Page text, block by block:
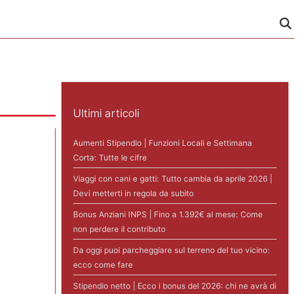
Ultimi articoli
Aumenti Stipendio | Funzioni Locali e Settimana
Corta: Tutte le cifre
Viaggi con cani e gatti: Tutto cambia da aprile 2026 |
Devi metterti in regola da subito
Bonus Anziani INPS | Fino a 1.392€ al mese: Come
non perdere il contributo
Da oggi puoi parcheggiare sul terreno del tuo vicino:
ecco come fare
Stipendio netto | Ecco i bonus del 2026: chi ne avrà di